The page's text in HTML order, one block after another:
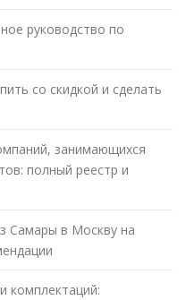
руководство по
со скидкой и сделать
занимающихся
полный реестр и
Самары в Москву на
комплектаций: